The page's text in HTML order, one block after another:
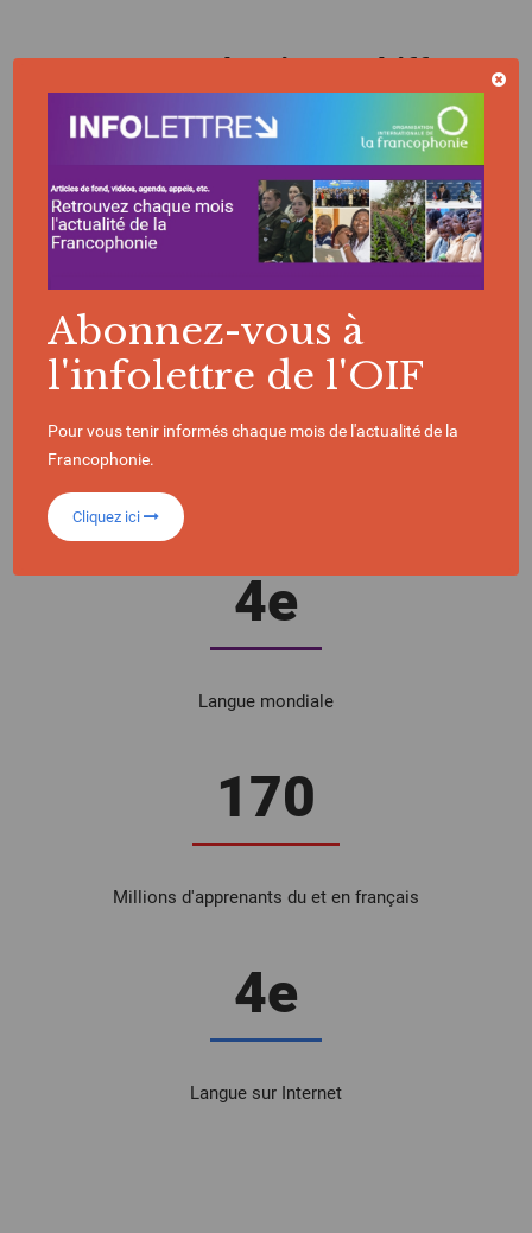
La Francophonie en chiffres
396
90
États et gouvernements composent l’OIF
4e
Langue mondiale
170
Millions d'apprenants du et en français
4e
Langue sur Internet
Abonnez-vous à
l'infolettre de l'OIF
Pour vous tenir informés chaque mois de l'actualité de la
Francophonie.
Cliquez ici